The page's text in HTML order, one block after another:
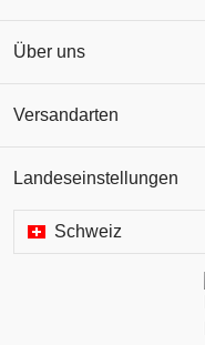
Über uns
Versandarten
Landeseinstellungen
Schweiz